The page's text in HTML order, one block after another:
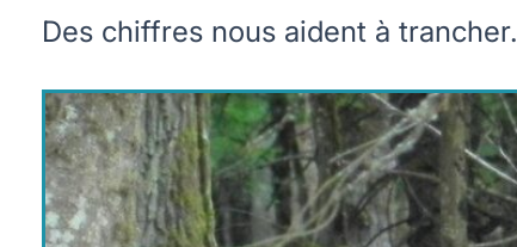
Des chiffres nous aident à trancher.